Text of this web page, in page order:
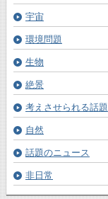
宇宙
環境問題
生物
絶景
考えさせられる話題
自然
話題のニュース
非日常